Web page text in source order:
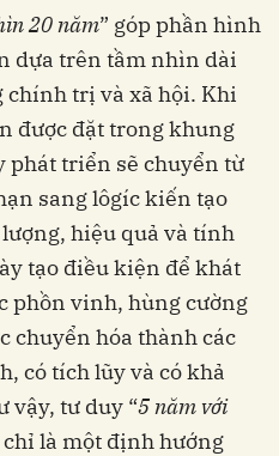
20 năm” góp phần hình
dựa trên tầm nhìn dài
chính trị và xã hội. Khi
được đặt trong khung
phát triển sẽ chuyển từ
sang lôgíc kiến tạo
hiệu quả và tính
tạo điều kiện để khát
phồn vinh, hùng cường
chuyển hóa thành các
có tích lũy và có khả
vậy, tư duy “5 năm với
chỉ là một định hướng